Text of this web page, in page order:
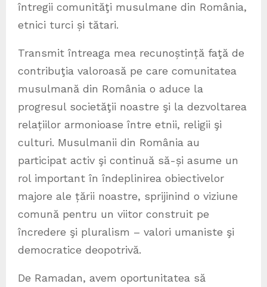
întregii comunităţi musulmane din România,
etnici turci și tătari.
Transmit întreaga mea recunoștință faţă de
contribuţia valoroasă pe care comunitatea
musulmană din România o aduce la
progresul societăţii noastre şi la dezvoltarea
relațiilor armonioase între etnii, religii şi
culturi. Musulmanii din România au
participat activ şi continuă să-și asume un
rol important în îndeplinirea obiectivelor
majore ale țării noastre, sprijinind o viziune
comună pentru un viitor construit pe
încredere şi pluralism – valori umaniste şi
democratice deopotrivă.
De Ramadan, avem oportunitatea să